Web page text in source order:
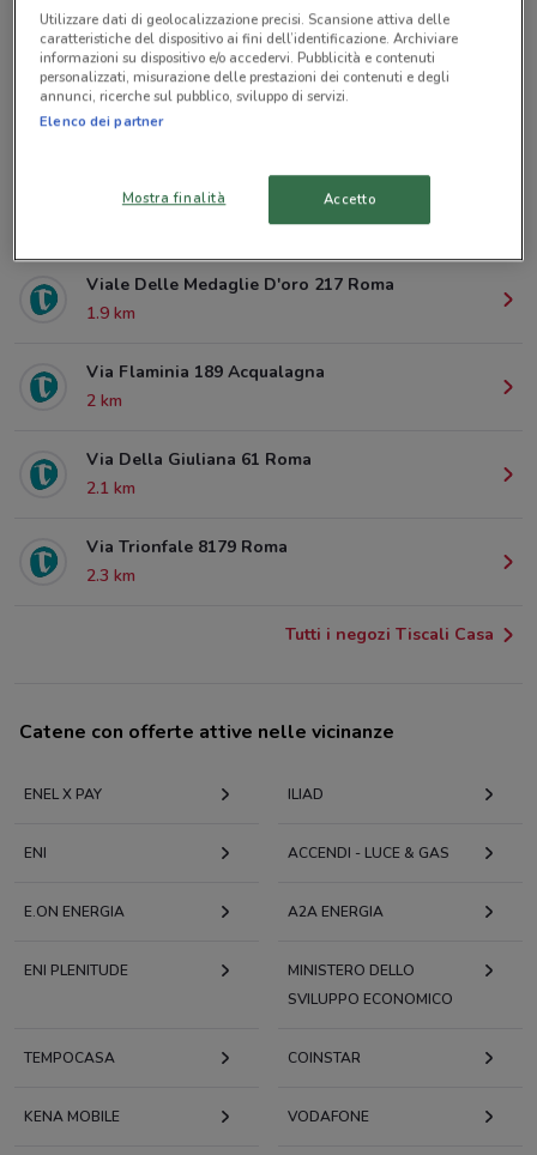
Via Guido Reni 38 Roma
Viale Delle Medaglie D'oro 217 Roma
1.9 km
Via Flaminia 189 Acqualagna
2 km
Via Della Giuliana 61 Roma
2.1 km
Via Trionfale 8179 Roma
2.3 km
Tutti i negozi Tiscali Casa
Catene con offerte attive nelle vicinanze
ENEL X PAY ILIAD
ENI ACCENDI - LUCE & GAS
E.ON ENERGIA A2A ENERGIA
ENI PLENITUDE
MINISTERO DELLO
SVILUPPO ECONOMICO
TEMPOCASA COINSTAR
KENA MOBILE VODAFONE
Utilizzare dati di geolocalizzazione precisi. Scansione attiva delle
caratteristiche del dispositivo ai fini dell’identificazione. Archiviare
informazioni su dispositivo e/o accedervi. Pubblicità e contenuti
personalizzati, misurazione delle prestazioni dei contenuti e degli
annunci, ricerche sul pubblico, sviluppo di servizi.
Elenco dei partner
Mostra finalità Accetto